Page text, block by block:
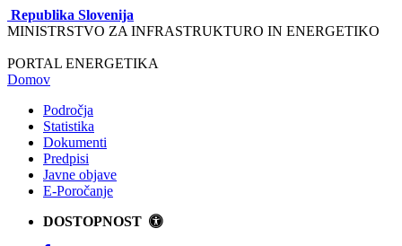
Republika Slovenija
MINISTRSTVO ZA INFRASTRUKTURO IN ENERGETIKO
PORTAL ENERGETIKA
Domov
Področja
Statistika
Dokumenti
Predpisi
Javne objave
E-Poročanje
DOSTOPNOST